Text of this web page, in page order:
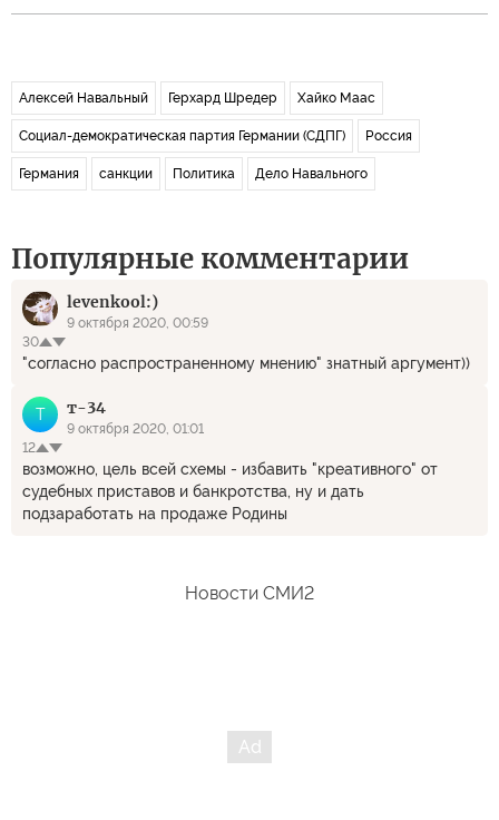
Алексей Навальный Герхард Шредер Хайко Маас
Социал-демократическая партия Германии (СДПГ) Россия
Германия санкции Политика Дело Навального
Популярные комментарии
levenkool:)
9 октября 2020, 00:59
30
"согласно распространенному мнению" знатный аргумент))
Т т-34
9 октября 2020, 01:01
12
возможно, цель всей схемы - избавить "креативного" от
судебных приставов и банкротства, ну и дать
подзаработать на продаже Родины
Новости СМИ2